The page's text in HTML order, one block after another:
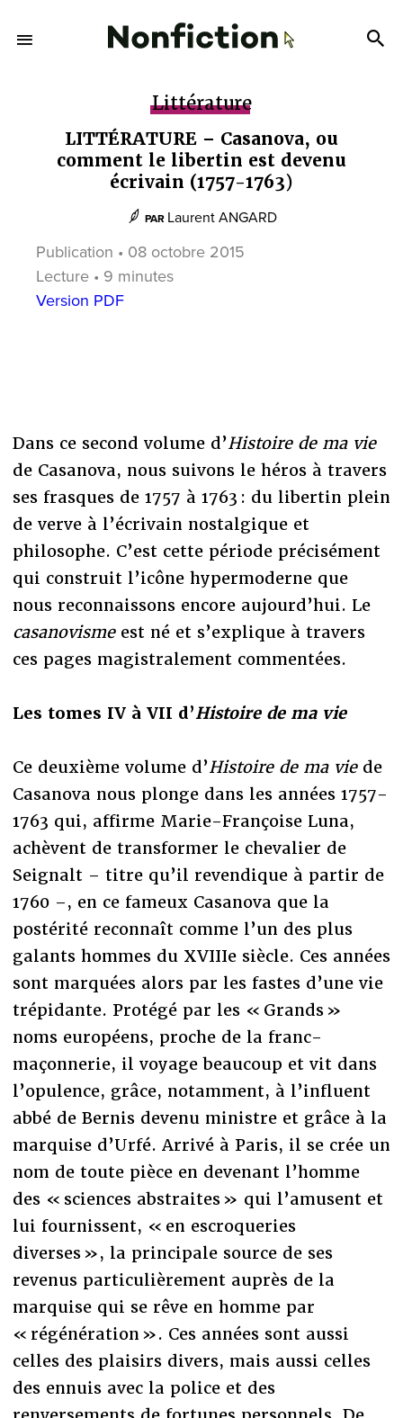
Littérature
LITTÉRATURE – Casanova, ou
comment le libertin est devenu
écrivain (1757-1763)
PAR Laurent ANGARD
Publication • 08 octobre 2015
Lecture • 9 minutes
Version PDF
Dans ce second volume d’Histoire de ma vie
de Casanova, nous suivons le héros à travers
ses frasques de 1757 à 1763 : du libertin plein
de verve à l’écrivain nostalgique et
philosophe. C’est cette période précisément
qui construit l’icône hypermoderne que
nous reconnaissons encore aujourd’hui. Le
casanovisme est né et s’explique à travers
ces pages magistralement commentées.
Les tomes IV à VII d’Histoire de ma vie
Ce deuxième volume d’Histoire de ma viede
Casanova nous plonge dans les années 1757-
1763 qui, affirme Marie-Françoise Luna,
achèvent de transformer le chevalier de
Seignalt – titre qu’il revendique à partir de
1760 –, en ce fameux Casanova que la
postérité reconnaît comme l’un des plus
galants hommes du XVIIIe siècle. Ces années
sont marquées alors par les fastes d’une vie
trépidante. Protégé par les « Grands »
noms européens, proche de la franc-
maçonnerie, il voyage beaucoup et vit dans
l’opulence, grâce, notamment, à l’influent
abbé de Bernis devenu ministre et grâce à la
marquise d’Urfé. Arrivé à Paris, il se crée un
nom de toute pièce en devenant l’homme
des « sciences abstraites » qui l’amusent et
lui fournissent, « en escroqueries
diverses », la principale source de ses
revenus particulièrement auprès de la
marquise qui se rêve en homme par
« régénération ». Ces années sont aussi
celles des plaisirs divers, mais aussi celles
des ennuis avec la police et des